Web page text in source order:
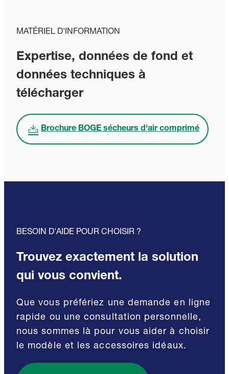
MATÉRIEL D'INFORMATION
Expertise, données de fond et
données techniques à
télécharger
Brochure BOGE sécheurs d'air comprimé
BESOIN D'AIDE POUR CHOISIR ?
Trouvez exactement la solution
qui vous convient.
Que vous préfériez une demande en ligne
rapide ou une consultation personnelle,
nous sommes là pour vous aider à choisir
le modèle et les accessoires idéaux.